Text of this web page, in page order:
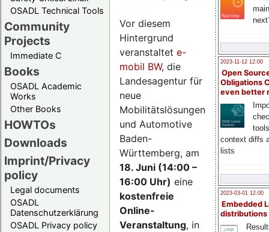
OSADL Technical Tools
Community
Projects
Immediate C
Books
OSADL Academic
Works
Other Books
HOWTOs
Downloads
Imprint/Privacy
policy
Legal documents
OSADL
Datenschutzerklärung
OSADL Privacy policy
2023-11-12 12:00
Open
Obligations
even better
context diffs
lists
2023-03-01 12:00
Embedded
distributions
Vor diesem
Hintergrund
veranstaltet e-
mobil BW, die
Landesagentur für
neue
Mobilitätslösungen
und Automotive
Baden-
Württemberg, am
18. Juni (14:00 –
16:00 Uhr) eine
kostenfreie
Online-
Veranstaltung, in